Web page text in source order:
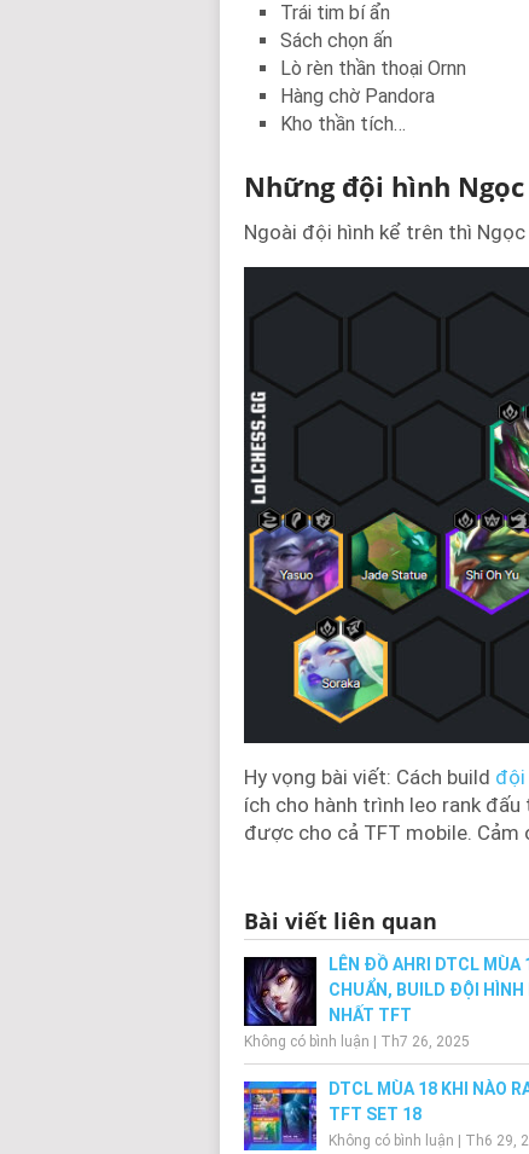
Trái tim bí ẩn
Sách chọn ấn
Lò rèn thần thoại Ornn
Hàng chờ Pandora
Kho thần tích…
Những đội hình
Ngoài đội hình kể trên thì
Hy vọng bài viết: Cách build đội
ích cho hành trình leo rank
được cho cả TFT mobile.
Bài viết liên quan
LÊN ĐỒ AHRI DTCL MÙA
CHUẨN, BUILD ĐỘI HÌNH
NHẤT TFT
Không có bình luận Th7 26, 2025
DTCL MÙA 18 KHI NÀO
TFT SET 18
Không có bình luận Th6 29,